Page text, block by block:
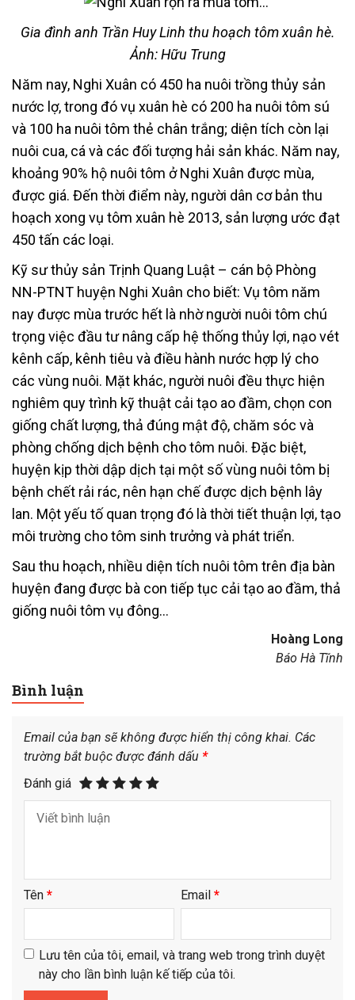
Gia đình anh Trần Huy Linh thu hoạch tôm xuân hè.
Ảnh: Hữu Trung
Năm nay, Nghi Xuân có 450 ha nuôi trồng thủy sản
nước lợ, trong đó vụ xuân hè có 200 ha nuôi tôm sú
và 100 ha nuôi tôm thẻ chân trắng; diện tích còn lại
nuôi cua, cá và các đối tượng hải sản khác. Năm nay,
khoảng 90% hộ nuôi tôm ở Nghi Xuân được mùa,
được giá. Đến thời điểm này, người dân cơ bản thu
hoạch xong vụ tôm xuân hè 2013, sản lượng ước đạt
450 tấn các loại.
Kỹ sư thủy sản Trịnh Quang Luật – cán bộ Phòng
NN-PTNT huyện Nghi Xuân cho biết: Vụ tôm năm
nay được mùa trước hết là nhờ người nuôi tôm chú
trọng việc đầu tư nâng cấp hệ thống thủy lợi, nạo vét
kênh cấp, kênh tiêu và điều hành nước hợp lý cho
các vùng nuôi. Mặt khác, người nuôi đều thực hiện
nghiêm quy trình kỹ thuật cải tạo ao đầm, chọn con
giống chất lượng, thả đúng mật độ, chăm sóc và
phòng chống dịch bệnh cho tôm nuôi. Đặc biệt,
huyện kịp thời dập dịch tại một số vùng nuôi tôm bị
bệnh chết rải rác, nên hạn chế được dịch bệnh lây
lan. Một yếu tố quan trọng đó là thời tiết thuận lợi, tạo
môi trường cho tôm sinh trưởng và phát triển.
Sau thu hoạch, nhiều diện tích nuôi tôm trên địa bàn
huyện đang được bà con tiếp tục cải tạo ao đầm, thả
giống nuôi tôm vụ đông…
Hoàng Long
Báo Hà Tĩnh
Bình luận
Email của bạn sẽ không được hiển thị công khai. Các
trường bắt buộc được đánh dấu *
Đánh giá
Tên * Email *
Lưu tên của tôi, email, và trang web trong trình duyệt
này cho lần bình luận kế tiếp của tôi.